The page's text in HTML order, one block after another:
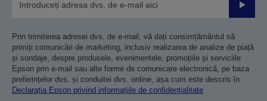
Prin trimiterea adresei dvs. de e-mail, vă dați consimțământul să
primiți comunicări de marketing, inclusiv realizarea de analize de piață
și sondaje, despre produsele, evenimentele, promoțiile și serviciile
Epson prin e-mail sau alte forme de comunicare electronică, pe baza
preferințelor dvs. și conduitei dvs. online, așa cum este descris în
Declarația Epson privind informațiile de confidențialitate